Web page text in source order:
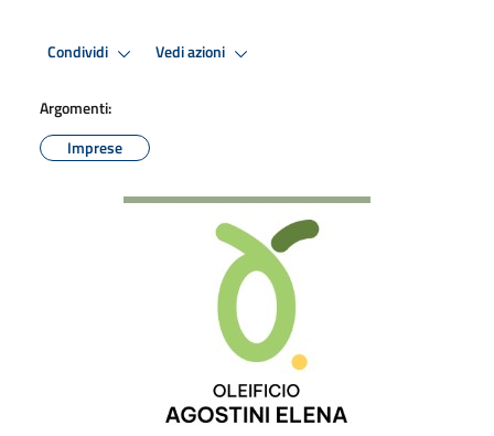
Condividi Vedi azioni
Argomenti:
Imprese